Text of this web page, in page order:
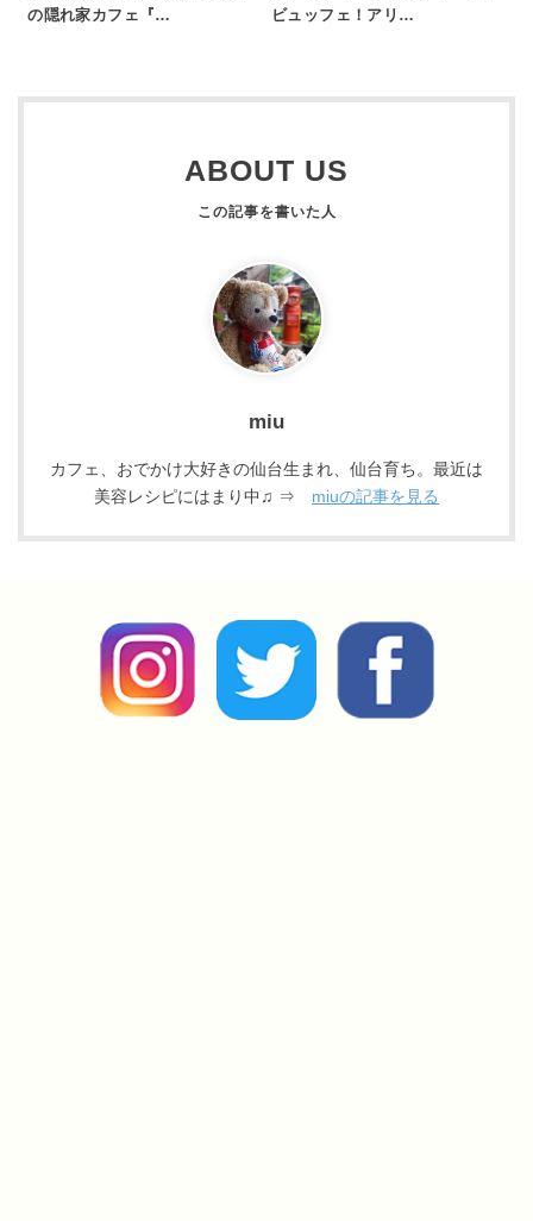
の隠れ家カフェ『…
ビュッフェ！アリ…
ABOUT US
miu
カフェ、おでかけ大好きの仙台生まれ、仙台育ち。最近は
美容レシピにはまり中♫ ⇒ miuの記事を見る